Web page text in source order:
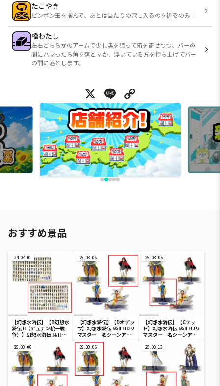
たこやき
ピンポン玉を掴んで、あとは当たりの穴に入るのを祈るのみ！
橋わたし
左右どちらかのアームで少し奥を狙って箱を寄せつつ、バーの
間にハマったら角を落とすか、浮いている方を持ち上げてバー
の間に落とします。
X Line
おすすめ景品
24.04.01
【幻想水滸伝】【B幻想水
滸伝 II（デュナン統一戦
争）】幻想水滸伝 I&II HD
ランケット
25.03.06
【幻想水滸伝】【Dオデッ
サ】幻想水滸伝 I&II HDリ
マスター 名シーンアク
リルスタンドVol.1
25.03.06
【幻想水滸伝】【Cテッ
ド】幻想水滸伝 I&II HDリ
マスター 名シーンアク
25.03.06 25.03.06 25.03.13